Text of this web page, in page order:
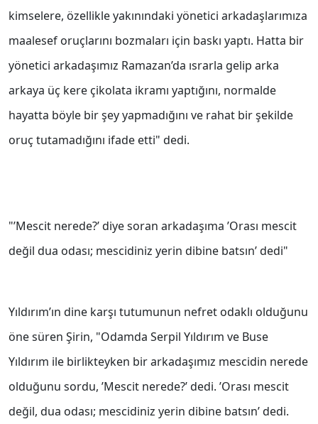
kimselere, özellikle yakınındaki yönetici arkadaşlarımıza
maalesef oruçlarını bozmaları için baskı yaptı. Hatta bir
yönetici arkadaşımız Ramazan’da ısrarla gelip arka
arkaya üç kere çikolata ikramı yaptığını, normalde
hayatta böyle bir şey yapmadığını ve rahat bir şekilde
oruç tutamadığını ifade etti" dedi.
"’Mescit nerede?’ diye soran arkadaşıma ’Orası mescit
değil dua odası; mescidiniz yerin dibine batsın’ dedi"
Yıldırım’ın dine karşı tutumunun nefret odaklı olduğunu
öne süren Şirin, "Odamda Serpil Yıldırım ve Buse
Yıldırım ile birlikteyken bir arkadaşımız mescidin nerede
olduğunu sordu, ’Mescit nerede?’ dedi. ’Orası mescit
değil, dua odası; mescidiniz yerin dibine batsın’ dedi.